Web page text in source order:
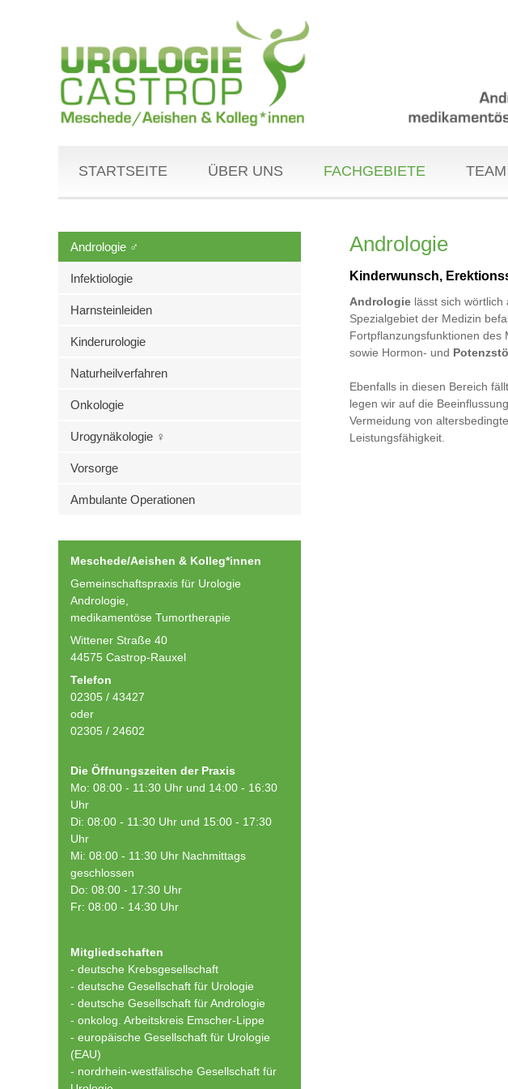
STARTSEITE ÜBER UNS FACHGEBIETE
Andrologie ♂
Infektiologie
Harnsteinleiden
Kinderurologie
Naturheilverfahren
Onkologie
Urogynäkologie ♀
Vorsorge
Ambulante Operationen
Meschede/Aeishen & Kolleg*innen
Gemeinschaftspraxis für Urologie
Andrologie,
medikamentöse Tumortherapie
Wittener Straße 40
44575 Castrop-Rauxel
Telefon
02305 / 43427
oder
02305 / 24602
Die Öffnungszeiten der Praxis
Mo: 08:00 - 11:30 Uhr und 14:00 - 16:30
Uhr
Di: 08:00 - 11:30 Uhr und 15:00 - 17:30
Uhr
Mi: 08:00 - 11:30 Uhr Nachmittags
geschlossen
Do: 08:00 - 17:30 Uhr
Fr: 08:00 - 14:30 Uhr
Mitgliedschaften
- deutsche Krebsgesellschaft
- deutsche Gesellschaft für Urologie
- deutsche Gesellschaft für Andrologie
- onkolog. Arbeitskreis Emscher-Lippe
- europäische Gesellschaft für Urologie
(EAU)
- nordrhein-westfälische Gesellschaft für
Andrologie
Kinderwunsch,
Andrologie lässt sich wörtlich
Spezialgebiet der Medizin
Fortpflanzungsfunktionen des
sowie Hormon- und
Ebenfalls in diesen Bereich
legen wir auf die
Vermeidung von
Leistungsfähigkeit.